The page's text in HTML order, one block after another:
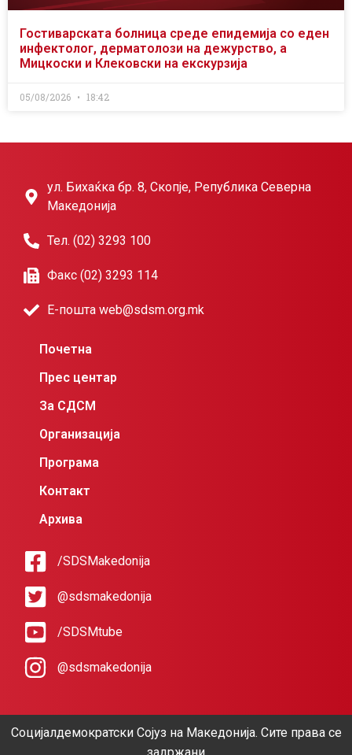
Гостиварската болница среде епидемија со еден
инфектолог, дерматолози на дежурство, а
Мицкоски и Клековски на екскурзија
05/08/2026 18:42
ул. Бихаќка бр. 8, Скопје, Република Северна
Македонија
Тел. (02) 3293 100
Факс (02) 3293 114
Е-пошта web@sdsm.org.mk
Почетна
Прес центар
За СДСМ
Организација
Програма
Контакт
Архива
/SDSMakedonija
@sdsmakedonija
/SDSMtube
@sdsmakedonija
Социјалдемократски Сојуз на Македонија. Сите права се